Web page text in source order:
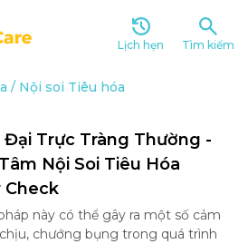
Lịch hẹn Tìm kiếm
/ Nội soi Tiêu hóa
Đại Trực Tràng Thường -
Nội Soi Tiêu Hóa
Check
này có thể gây ra một số cảm
chướng bụng trong quá trình